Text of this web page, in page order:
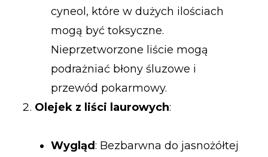
cyneol, które w dużych ilościach
mogą być toksyczne.
Nieprzetworzone liście mogą
podrażniać błony śluzowe i
przewód pokarmowy.
Olejek z liści laurowych:
Wygląd: Bezbarwna do jasnożółtej